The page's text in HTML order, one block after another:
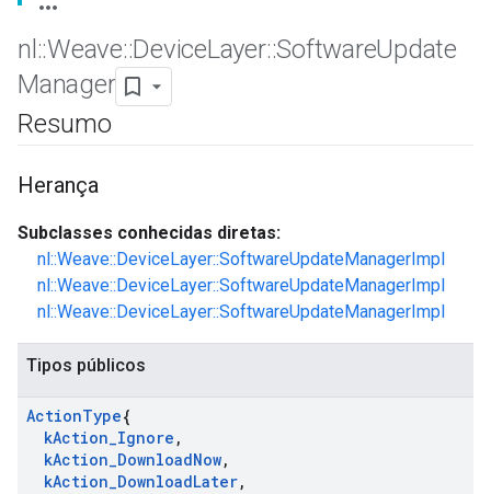
nl ::Weave::DeviceLayer::SoftwareUpdate
Manager
Resumo
Herança
Subclasses conhecidas diretas:
nl::Weave::DeviceLayer::SoftwareUpdateManagerImpl
nl::Weave::DeviceLayer::SoftwareUpdateManagerImpl
nl::Weave::DeviceLayer::SoftwareUpdateManagerImpl
Tipos públicos
ActionType{
kAction_Ignore ,
kAction_DownloadNow,
kAction_DownloadLater,